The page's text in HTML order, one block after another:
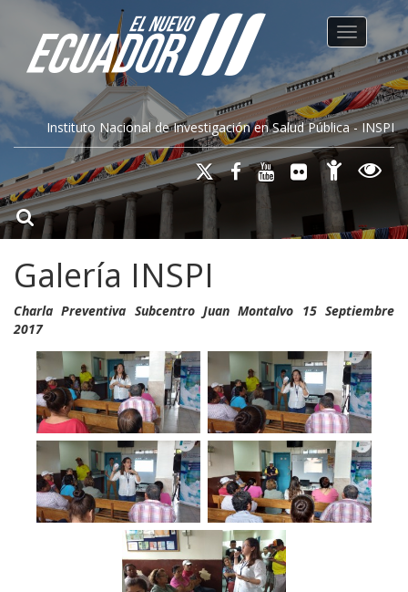
Instituto Nacional de Investigación en Salud Pública - INSPI
Toggle
Galería INSPI
Charla Preventiva Subcentro Juan Montalvo 15 Septiembre
2017